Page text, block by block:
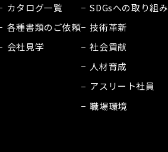
カタログ一覧
各種書類のご依頼
会社見学
SDGsへの取り組み
技術革新
社会貢献
人材育成
アスリート社員
職場環境